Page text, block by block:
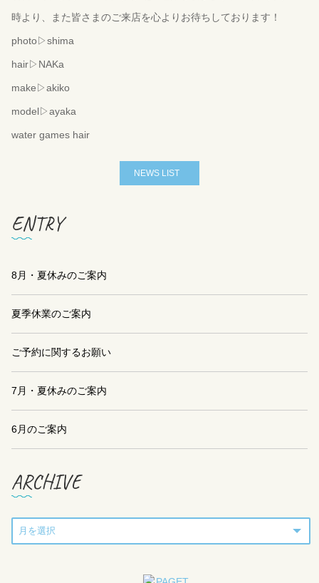
時より、また皆さまのご来店を心よりお待ちしております！
photo▷shima
hair▷NAKa
make▷akiko
model▷ayaka
water games hair
NEWS LIST
ENTRY
8月・夏休みのご案内
夏季休業のご案内
ご予約に関するお願い
7月・夏休みのご案内
6月のご案内
ARCHIVE